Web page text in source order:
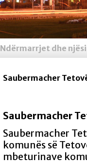
Ndërmarrjet dhe
Saubermacher
Saubermacher
Saubermacher
komunës së
mbeturinave